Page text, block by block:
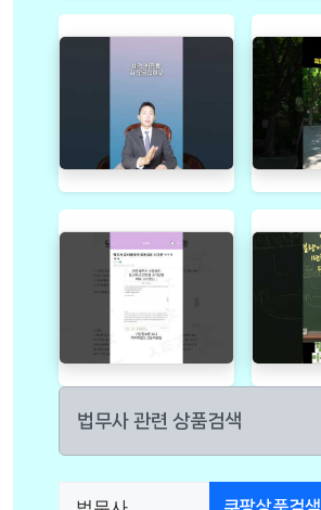
법무사 관련 상품검색